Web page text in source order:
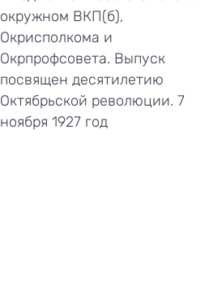
окружном ВКП(б),
Окрисполкома и
Окрпрофсовета. Выпуск
посвящен десятилетию
Октябрьской революции. 7
ноября 1927 год